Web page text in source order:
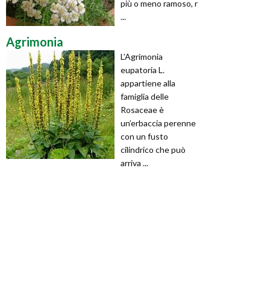
più o meno ramoso, r
...
Agrimonia
L’Agrimonia
eupatoria L.
appartiene alla
famiglia delle
Rosaceae è
un’erbaccia perenne
con un fusto
cilindrico che può
arriva ...